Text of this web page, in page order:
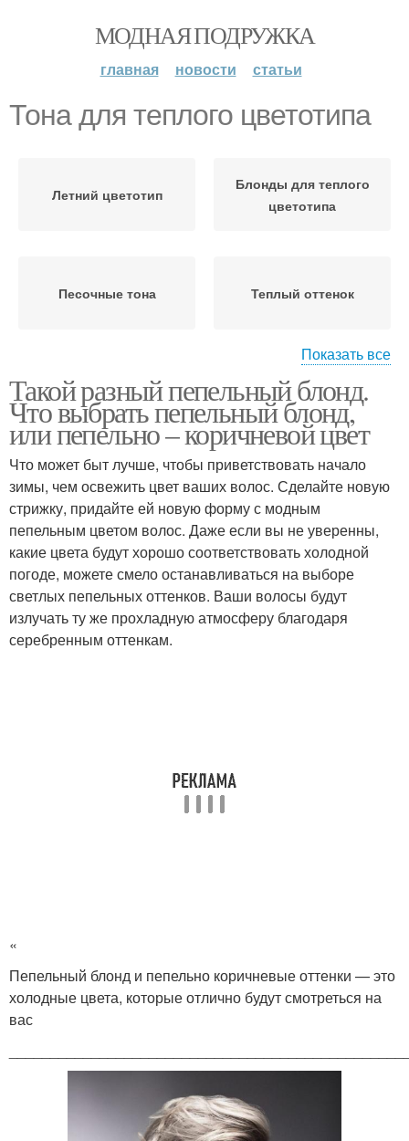
МОДНАЯ ПОДРУЖКА
главная новости статьи
Тона для теплого цветотипа
Летний цветотип
Блонды для теплого
цветотипа
Песочные тона Теплый оттенок
Теплые оттенки
Показать все
Такой разный пепельный блонд.
Что выбрать пепельный блонд,
или пепельно – коричневой цвет
Что может быт лучше, чтобы приветствовать начало
зимы, чем освежить цвет ваших волос. Сделайте новую
стрижку, придайте ей новую форму с модным
пепельным цветом волос. Даже если вы не уверенны,
какие цвета будут хорошо соответствовать холодной
погоде, можете смело останавливаться на выборе
светлых пепельных оттенков. Ваши волосы будут
излучать ту же прохладную атмосферу благодаря
серебренным оттенкам.
«
Пепельный блонд и пепельно коричневые оттенки — это
холодные цвета, которые отлично будут смотреться на
вас